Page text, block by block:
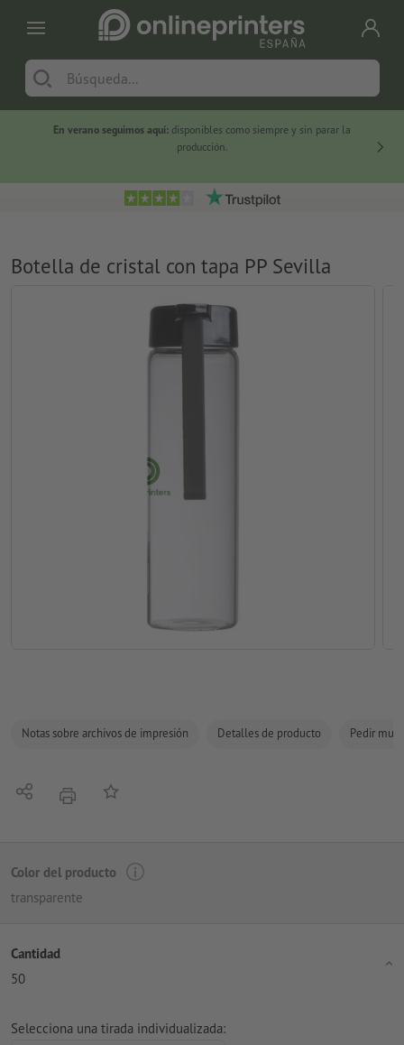
En verano seguimos aquí: disponibles como siempre y sin parar la
producción.
Botella de cristal con tapa PP Sevilla
Notas sobre archivos de impresión Detalles de producto Pedir
CompartirimprimirAñadir a lista de favoritos
Color del producto
transparente
Cantidad
50
Selecciona una tirada individualizada: